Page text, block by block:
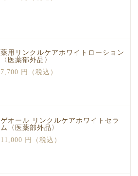
薬用リンクルケアホワイトローション
〈医薬部外品〉
7,700 円（税込）
ゲオール リンクルケアホワイトセラ
ム〈医薬部外品〉
11,000 円（税込）